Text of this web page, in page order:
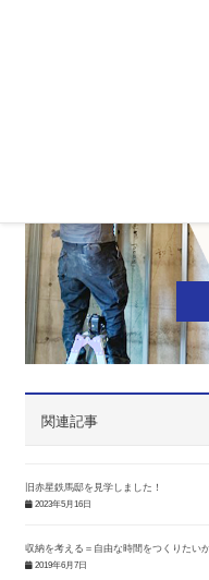
関連記事
旧赤星鉄馬邸を見学しました！
2023年5月16日
収納を考える＝自由な時間をつくりたいか
2019年6月7日